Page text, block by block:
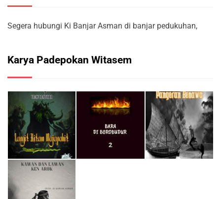
Segera hubungi Ki Banjar Asman di banjar pedukuhan,
Karya Padepokan Witasem